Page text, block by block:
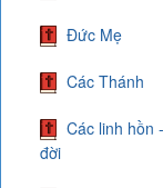
Đức Mẹ
Các Thánh
Các linh hồn
đời